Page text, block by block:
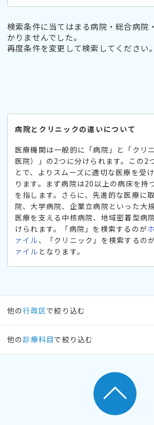
検索条件に当てはまる病院・総合病院
かりませんでした。
再度条件を変更して検索してください。
病院とクリニックの違いについて
医療機関は一般的に「病院」と「クリ
医院）」の2つに分けられます。この2
とで、よりスムーズに適切な医療を受
ります。まず病院は20以上の病床を持
を指します。さらに、先進的な医療に
院、大学病院、企業立病院といった大
医療を支える中核病院、地域密着型病
けられます。「病院」を検索するのが
ァイル、「クリニック」を検索するの
ァイル となります。
他の行政区で絞り込む
他の 診療科目で絞り込む